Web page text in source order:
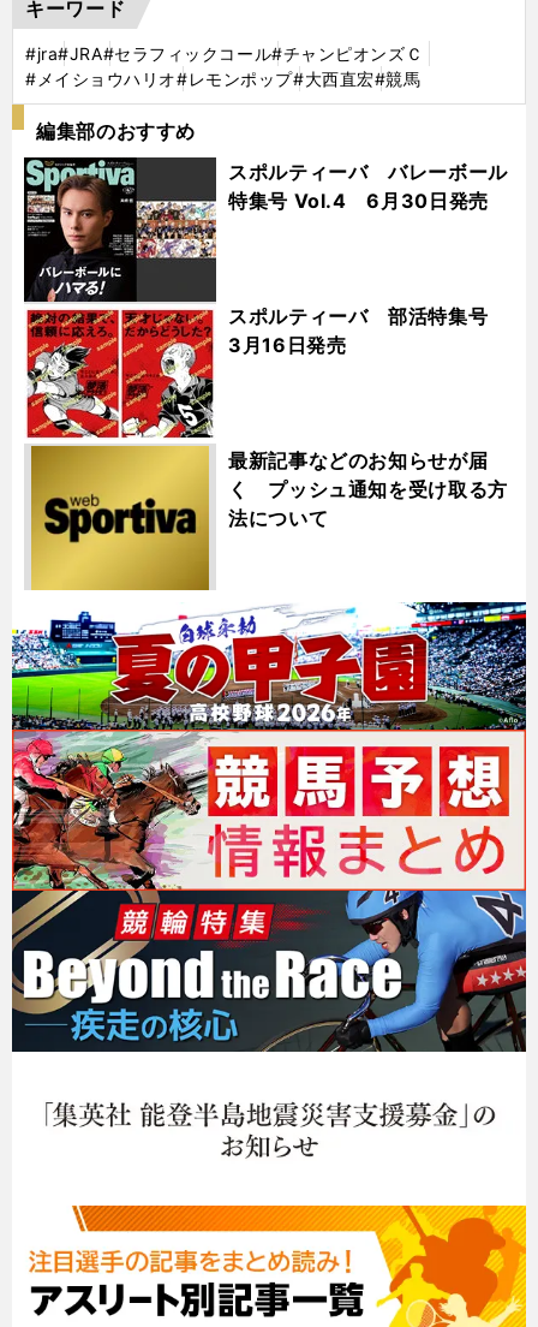
キーワード
#jra#JRA#セラフィックコール#チャンピオンズＣ
#メイショウハリオ#レモンポップ#大西直宏#競馬
編集部のおすすめ
スポルティーバ バレーボール
特集号 Vol.4 6月30日発売
スポルティーバ 部活特集号
3月16日発売
最新記事などのお知らせが届
く プッシュ通知を受け取る方
法について